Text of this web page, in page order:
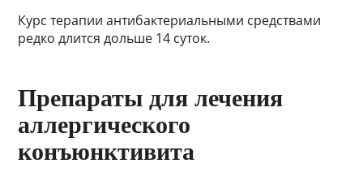
Курс терапии антибактериальными средствами
редко длится дольше 14 суток.
Препараты для лечения
аллергического
конъюнктивита